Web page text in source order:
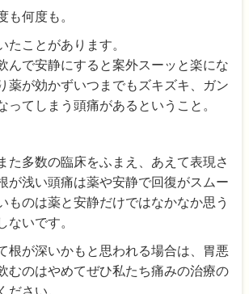
も何度も。
たことがあります。
んで安静にすると案外スーッと楽にな
薬が効かずいつまでもズキズキ、ガン
ってしまう頭痛があるということ。
た多数の臨床をふまえ、あえて表現さ
が浅い頭痛は薬や安静で回復がスムー
ものは薬と安静だけではなかなか思う
ないです。
根が深いかもと思われる場合は、胃悪
むのはやめてぜひ私たち痛みの治療の
ださい。